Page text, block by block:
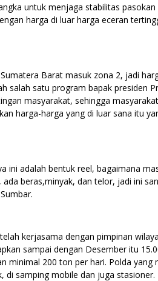
untuk menjaga stabilitas pasokan
harga di luar harga eceran
Barat masuk zona 2, jadi
salah satu program bapak presiden
masyarakat, sehingga
harga-harga yang di luar sana itu
ini adalah bentuk reel, bagaimana
beras,minyak, dan telor, jadi ini
kerjasama dengan pimpinan
sampai dengan Desember itu
minimal 200 ton per hari. Polda yang
di samping mobile dan juga stasioner.